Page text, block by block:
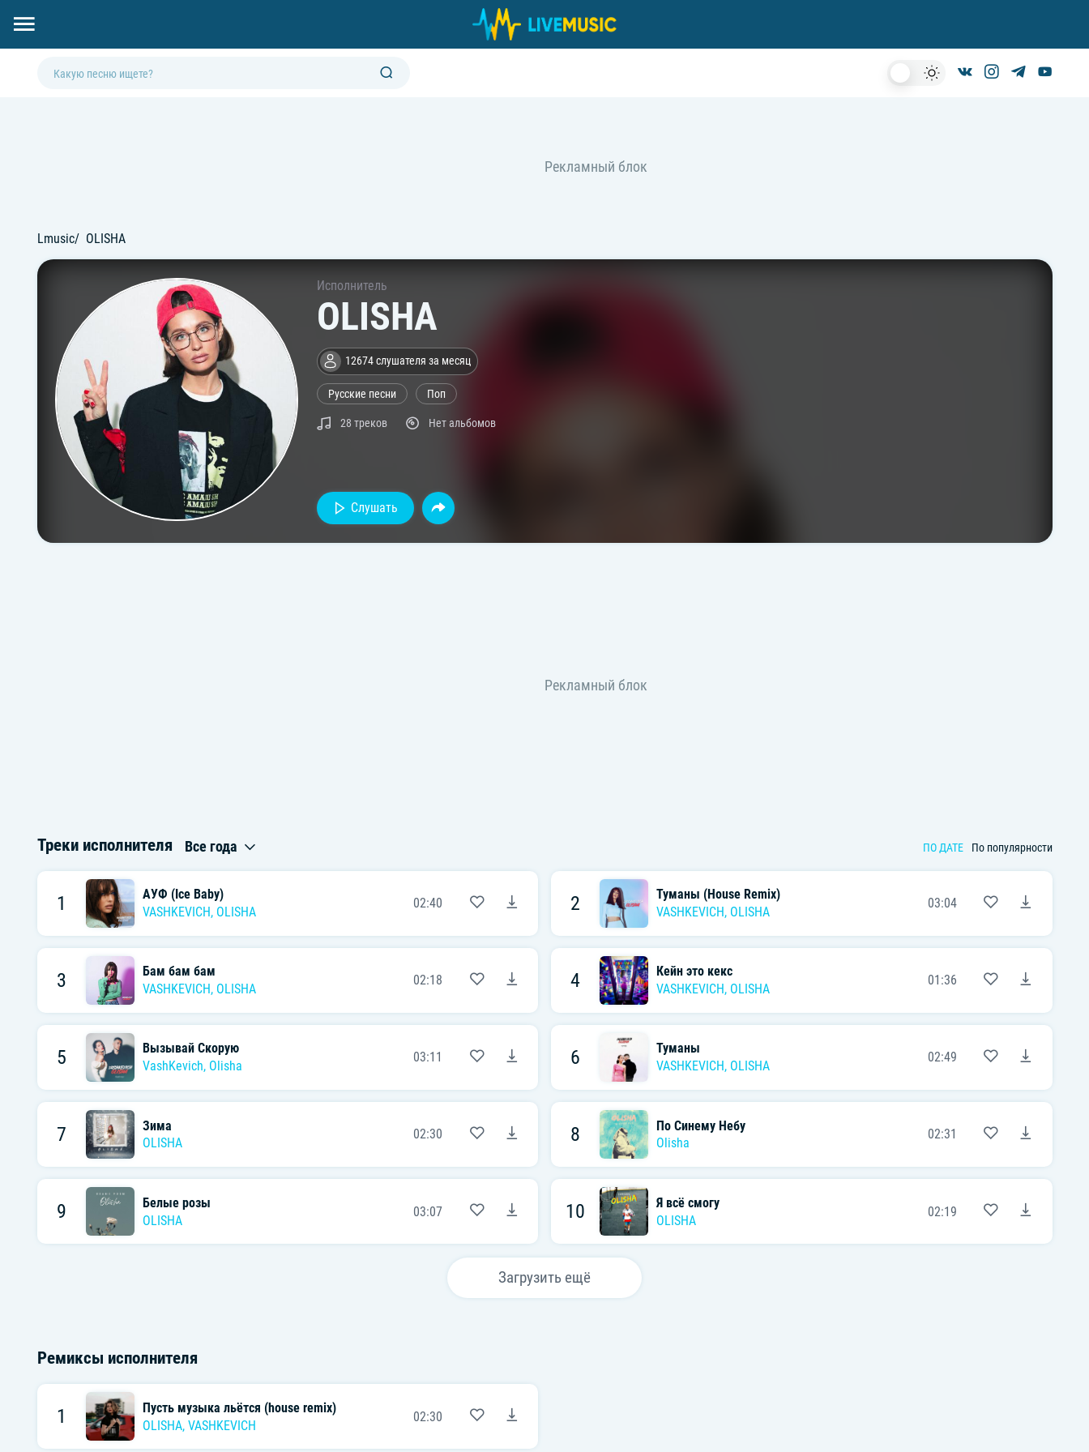
Lmusic OLISHA
Исполнитель
OLISHA
12674 слушателя за месяц
Русские песни Поп
28 треков Нет альбомов
Слушать
Треки исполнителя Все года ПО ДАТЕ По популярности
1
АУФ (Ice Baby)
VASHKEVICH, OLISHA
02:40 2
Туманы (House Remix)
VASHKEVICH, OLISHA
03:04
3
Бам бам бам
VASHKEVICH, OLISHA
02:18 4
Кейн это кекс
VASHKEVICH, OLISHA
01:36
5
Вызывай Скорую
VashKevich, Olisha
03:11 6
Туманы
VASHKEVICH, OLISHA
02:49
7
Зима
OLISHA
02:30 8
По Синему Небу
Olisha
02:31
9
Белые розы
OLISHA
03:07 10
Я всё смогу
OLISHA
02:19
Загрузить ещё
Ремиксы исполнителя
1
Пусть музыка льётся (house remix)
OLISHA, VASHKEVICH
02:30